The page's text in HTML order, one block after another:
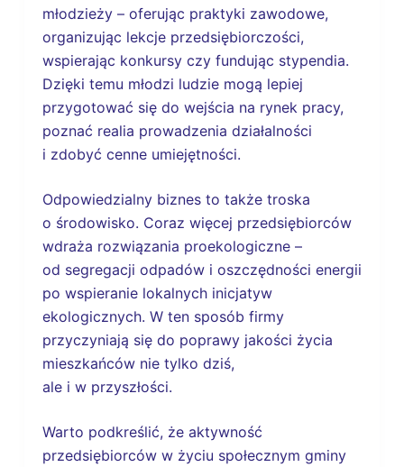
młodzieży – oferując praktyki zawodowe,
organizując lekcje przedsiębiorczości,
wspierając konkursy czy fundując stypendia.
Dzięki temu młodzi ludzie mogą lepiej
przygotować się do wejścia na rynek pracy,
poznać realia prowadzenia działalności
i zdobyć cenne umiejętności.
Odpowiedzialny biznes to także troska
o środowisko. Coraz więcej przedsiębiorców
wdraża rozwiązania proekologiczne –
od segregacji odpadów i oszczędności energii
po wspieranie lokalnych inicjatyw
ekologicznych. W ten sposób firmy
przyczyniają się do poprawy jakości życia
mieszkańców nie tylko dziś,
ale i w przyszłości.
Warto podkreślić, że aktywność
przedsiębiorców w życiu społecznym gminy